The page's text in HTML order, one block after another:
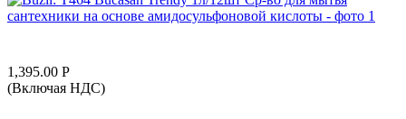
1,395.00 Р
(Включая НДС)